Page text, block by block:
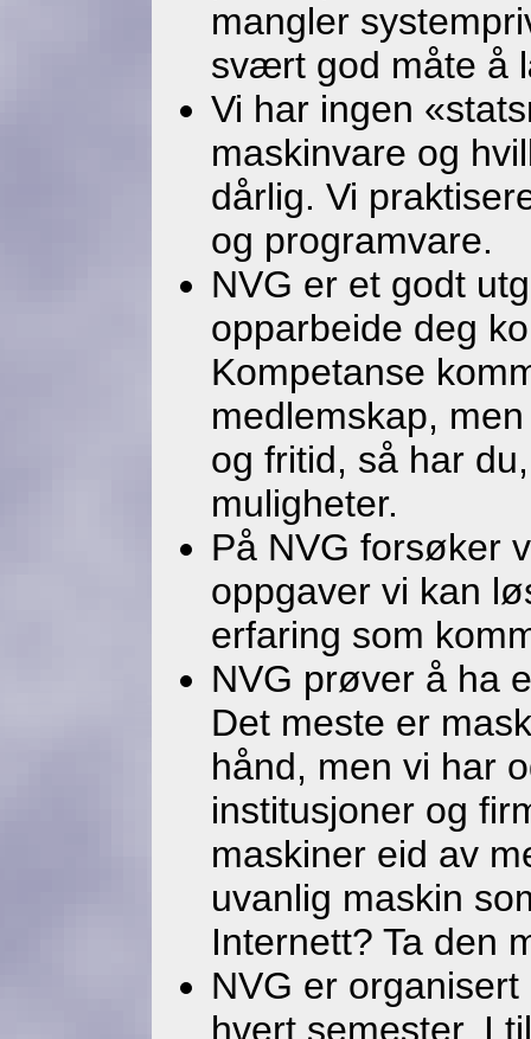
mangler
svært god måte å
Vi har ingen
maskinvare og
dårlig. Vi
og programvare.
NVG er et godt
opparbeide deg
Kompetanse
medlemskap,
og fritid, så har
muligheter.
På NVG forsøker
oppgaver vi kan
erfaring som
NVG prøver å ha
Det meste er
hånd, men vi har
institusjoner og
maskiner eid av
uvanlig maskin
Internett? Ta den
NVG er
hvert semester. I